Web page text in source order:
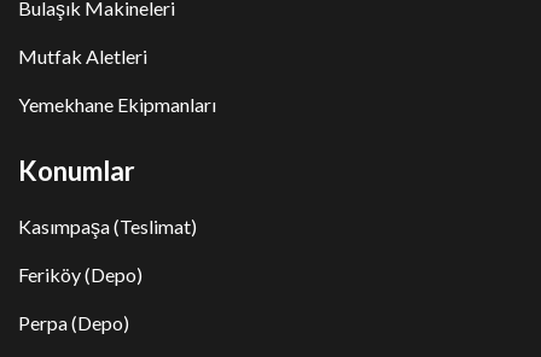
Bulaşık Makineleri
Mutfak Aletleri
Yemekhane Ekipmanları
Konumlar
Kasımpaşa (Teslimat)
Feriköy (Depo)
Perpa (Depo)